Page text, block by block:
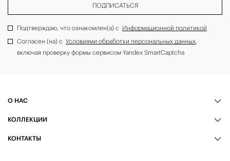
ПОДПИСАТЬСЯ
Подтверждаю, что ознакомлен(а) с Информационной политикой
Согласен (на) с Условиями обработки персональных данных,
включая проверку формы сервисом Yandex SmartCaptcha
О НАС
КОЛЛЕКЦИИ
КОНТАКТЫ